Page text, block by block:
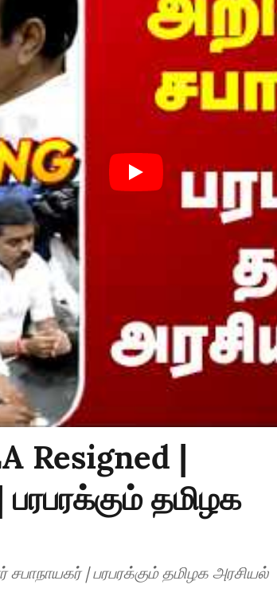
Resigned |
தமிழக
| பரபரக்கும் தமிழக அரசியல்